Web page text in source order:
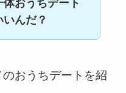
体おうちデート
んだ？
のおうちデートを紹